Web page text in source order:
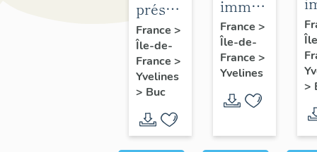
présentation
de la
commune
de Buc
France >
Île-de-
France >
Yvelines
> Buc
immeubles,
maisons,
fermes
France >
Île-de-
France >
Yvelines
>